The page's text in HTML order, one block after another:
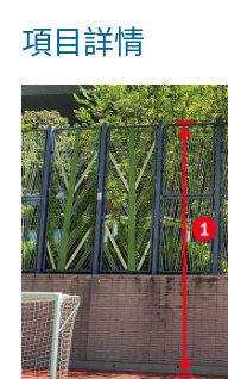
項目詳情